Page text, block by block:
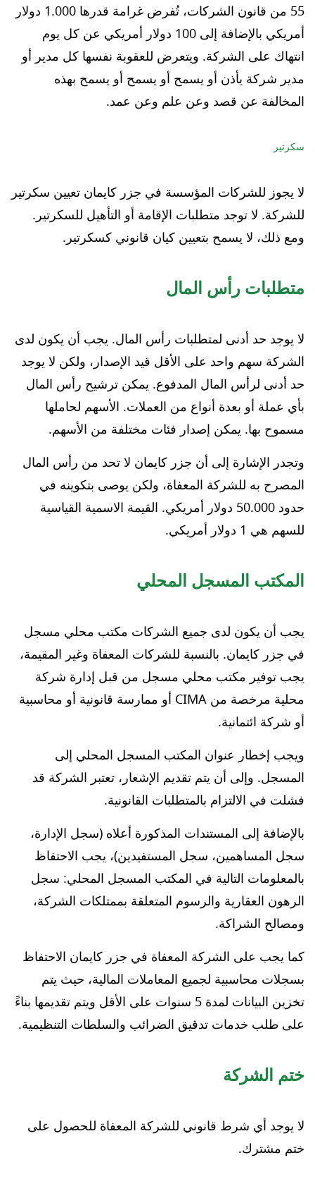
55 من قانون الشركات، تُفرض غرامة قدرها 1.000 دولار
أمريكي بالإضافة إلى 100 دولار أمريكي عن كل يوم
انتهاك على الشركة. ويتعرض للعقوبة نفسها كل مدير أو
مدير شركة يأذن أو يسمح أو يسمح أو يسمح بهذه
المخالفة عن قصد وعن علم وعن عمد.
سكرتير
لا يجوز للشركات المؤسسة في جزر كايمان تعيين سكرتير
للشركة. لا توجد متطلبات الإقامة أو التأهيل للسكرتير.
ومع ذلك، لا يسمح بتعيين كيان قانوني كسكرتير.
متطلبات رأس المال
لا يوجد حد أدنى لمتطلبات رأس المال. يجب أن يكون لدى
الشركة سهم واحد على الأقل قيد الإصدار، ولكن لا يوجد
حد أدنى لرأس المال المدفوع. يمكن ترشيح رأس المال
بأي عملة أو بعدة أنواع من العملات. الأسهم لحاملها
مسموح بها. يمكن إصدار فئات مختلفة من الأسهم.
وتجدر الإشارة إلى أن جزر كايمان لا تحد من رأس المال
المصرح به للشركة المعفاة، ولكن يوصى بتكوينه في
حدود 50.000 دولار أمريكي. القيمة الاسمية القياسية
للسهم هي 1 دولار أمريكي.
المكتب المسجل المحلي
يجب أن يكون لدى جميع الشركات مكتب محلي مسجل
في جزر كايمان. بالنسبة للشركات المعفاة وغير المقيمة،
يجب توفير مكتب محلي مسجل من قبل إدارة شركة
محلية مرخصة من CIMA أو ممارسة قانونية أو محاسبية
أو شركة ائتمانية.
ويجب إخطار عنوان المكتب المسجل المحلي إلى
المسجل. وإلى أن يتم تقديم الإشعار، تعتبر الشركة قد
فشلت في الالتزام بالمتطلبات القانونية.
بالإضافة إلى المستندات المذكورة أعلاه (سجل الإدارة،
سجل المساهمين، سجل المستفيدين)، يجب الاحتفاظ
بالمعلومات التالية في المكتب المسجل المحلي: سجل
الرهون العقارية والرسوم المتعلقة بممتلكات الشركة،
ومصالح الشراكة.
كما يجب على الشركة المعفاة في جزر كايمان الاحتفاظ
بسجلات محاسبية لجميع المعاملات المالية، حيث يتم
تخزين البيانات لمدة 5 سنوات على الأقل ويتم تقديمها بناءً
على طلب خدمات تدقيق الضرائب والسلطات التنظيمية.
ختم الشركة
لا يوجد أي شرط قانوني للشركة المعفاة للحصول على
ختم مشترك.